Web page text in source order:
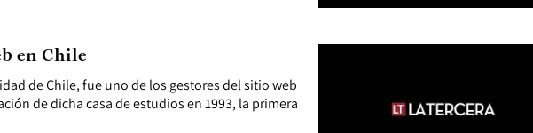
de Chile, fue uno de los gestores del sitio web
de dicha casa de estudios en 1993, la primera
en Chile